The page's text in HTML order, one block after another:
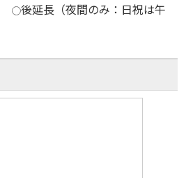
後延長（夜間のみ：日祝は午